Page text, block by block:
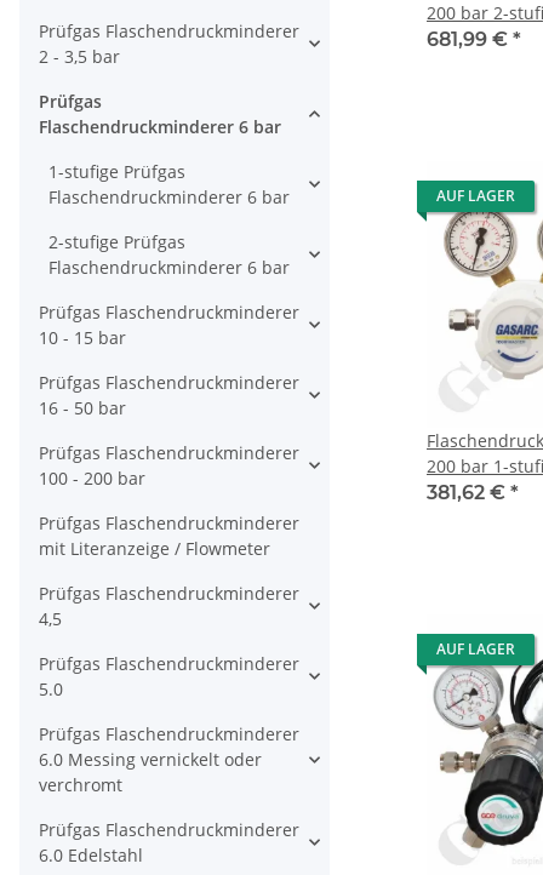
200 bar 2-
regelbar -
681,99 € *
AUF LAGER
200 bar 1-
regelbar -
381,62 € *
AUF LAGER
Prüfgas Flaschendruckminderer
2 - 3,5 bar
Prüfgas
Flaschendruckminderer 6 bar
1-stufige Prüfgas
Flaschendruckminderer 6 bar
2-stufige Prüfgas
Flaschendruckminderer 6 bar
Prüfgas Flaschendruckminderer
10 - 15 bar
Prüfgas Flaschendruckminderer
16 - 50 bar
Prüfgas Flaschendruckminderer
100 - 200 bar
Prüfgas Flaschendruckminderer
mit Literanzeige / Flowmeter
Prüfgas Flaschendruckminderer
4,5
Prüfgas Flaschendruckminderer
5.0
Prüfgas Flaschendruckminderer
6.0 Messing vernickelt oder
verchromt
Prüfgas Flaschendruckminderer
6.0 Edelstahl